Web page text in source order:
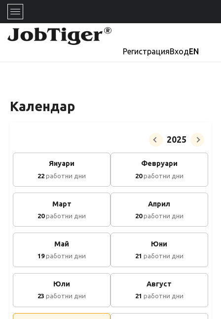
РегистрацияВходEN
Календар
2025
Януари
22 работни дни
Февруари
20работни дни
Март
20работни дни
Април
20работни дни
Май
19работни дни
Юни
21 работни дни
Юли
23 работни дни
Август
21 работни дни